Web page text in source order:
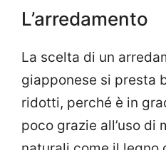
L’arredamento
La scelta di un
giapponese si presta
ridotti, perché è in
poco grazie all’uso di